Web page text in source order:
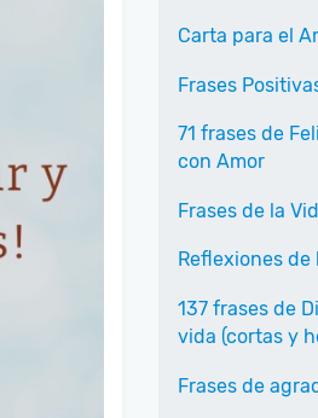
Carta para el
Frases
71 frases de
con Amor
Frases de la
Reflexiones de
137 frases de
vida (cortas y
Frases de